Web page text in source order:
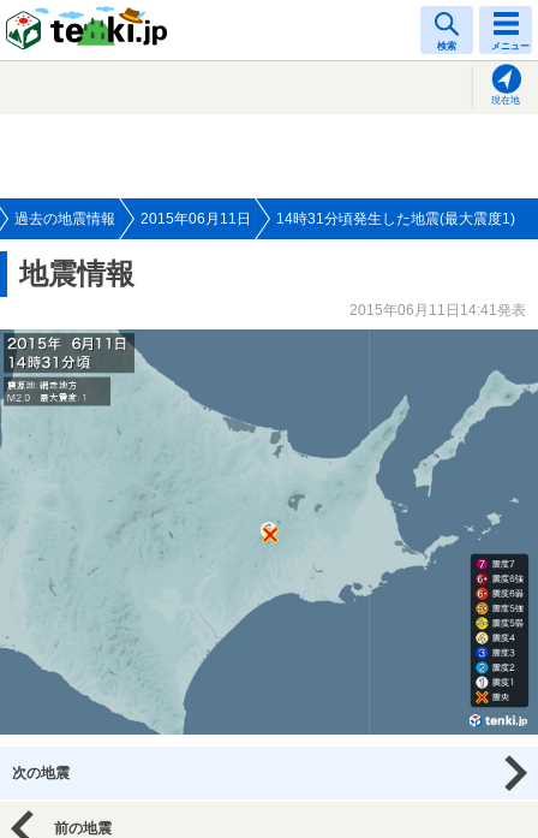
検索 メニュー
現在地
過去の地震情報 2015年06月11日 14時31分頃発生した地震(最大震度1)
地震情報
2015年06月11日14:41発表
次の地震
前の地震